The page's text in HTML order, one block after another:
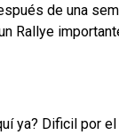
de una
Rallye
ya? Dificil por